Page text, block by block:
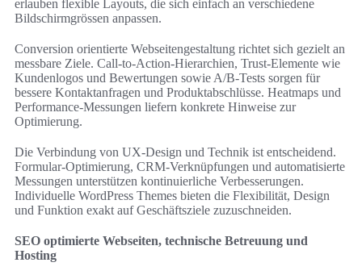
erlauben flexible Layouts, die sich einfach an verschiedene
Bildschirmgrössen anpassen.
Conversion orientierte Webseitengestaltung richtet sich gezielt an
messbare Ziele. Call-to-Action-Hierarchien, Trust-Elemente wie
Kundenlogos und Bewertungen sowie A/B-Tests sorgen für
bessere Kontaktanfragen und Produktabschlüsse. Heatmaps und
Performance-Messungen liefern konkrete Hinweise zur
Optimierung.
Die Verbindung von UX-Design und Technik ist entscheidend.
Formular-Optimierung, CRM-Verknüpfungen und automatisierte
Messungen unterstützen kontinuierliche Verbesserungen.
Individuelle WordPress Themes bieten die Flexibilität, Design
und Funktion exakt auf Geschäftsziele zuzuschneiden.
SEO optimierte Webseiten, technische Betreuung und
Hosting